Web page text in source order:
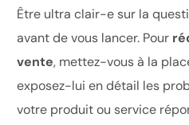
Être ultra clair-e sur la
avant de vous lancer. Pour
vente, mettez-vous à la
exposez-lui en détail les
votre produit ou service